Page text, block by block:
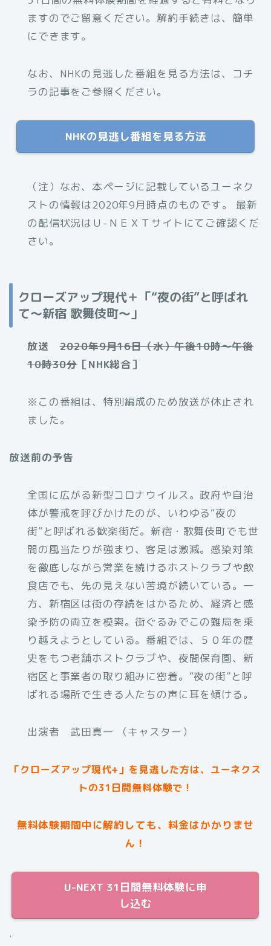
ますのでご留意ください。解約手続きは、簡単
にできます。
なお、NHKの見逃した番組を見る方法は、コチ
ラの記事をご参照ください。
NHKの見逃し番組を見る方法
（注）なお、本ページに記載しているユーネク
ストの情報は2020年9月時点のものです。 最新
の配信状況はＵ-ＮＥＸＴサイトにてご確認くだ
さい。
クローズアップ現代＋「“夜の街”と呼ばれ
て～新宿 歌舞伎町～」
放送2020年9月16日（水）午後10時～午後
10時30分 ［NHK総合］
※この番組は、特別編成のため放送が休止され
ました。
放送前の予告
全国に広がる新型コロナウイルス。政府や自治
体が警戒を呼びかけたのが、いわゆる“夜の
街”と呼ばれる歓楽街だ。新宿・歌舞伎町でも世
間の風当たりが強まり、客足は激減。感染対策
を徹底しながら営業を続けるホストクラブや飲
食店でも、先の見えない苦境が続いている。一
方、新宿区は街の存続をはかるため、経済と感
染予防の両立を模索。街ぐるみでこの難局を乗
り越えようとしている。番組では、５０年の歴
史をもつ老舗ホストクラブや、夜間保育園、新
宿区と事業者の取り組みに密着。“夜の街”と呼
ばれる場所で生きる人たちの声に耳を傾ける。
出演者 武田真一 （キャスター）
「クローズアップ現代+」を見逃した方は、ユーネクス
トの31日間無料体験で！
無料体験期間中に解約しても、料金はかかりませ
ん！
U-NEXT 31日間無料体験に申
し込む
.